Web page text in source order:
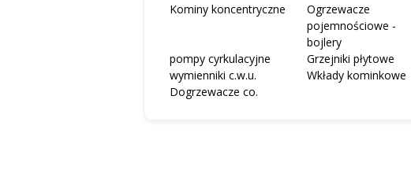
Kominy koncentryczne
Ogrzewacze
pojemnościowe -
bojlery
pompy cyrkulacyjne Grzejniki płytowe
wymienniki c.w.u.
Wkłady kominkowe
Dogrzewacze co.